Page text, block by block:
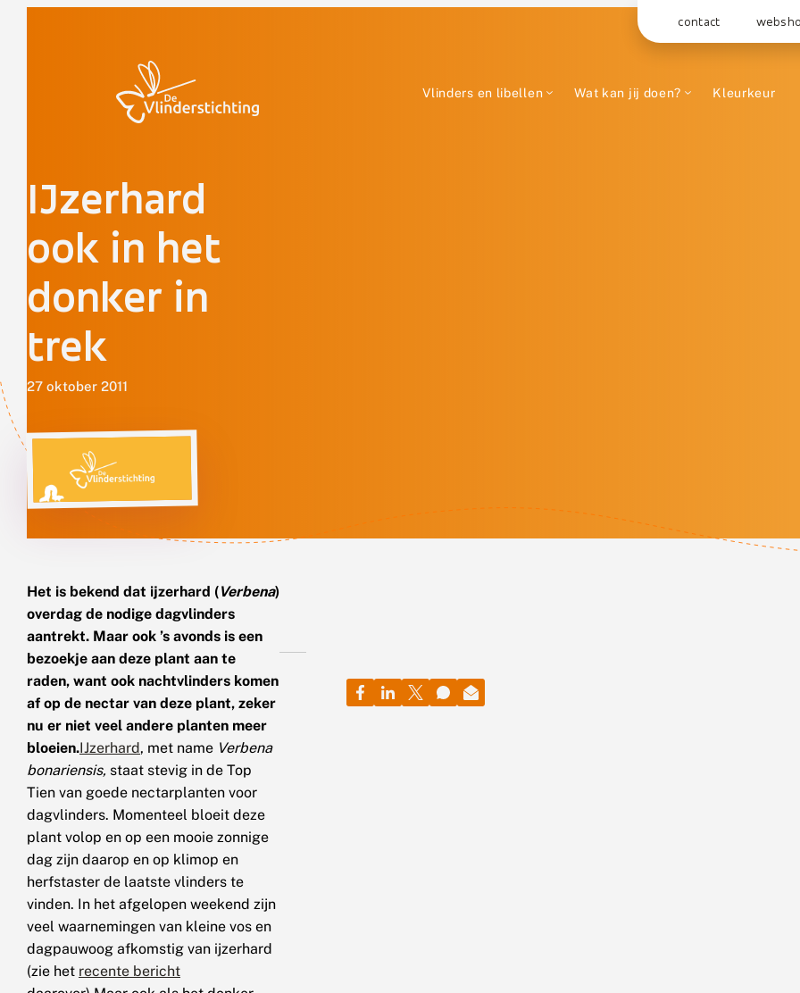
contact
Vlinders en libellen Wat kan jij doen? Kleurkeur
IJzerhard
ook in het
donker in
trek
27 oktober 2011
Het is bekend dat ijzerhard (Verbena)
overdag de nodige dagvlinders
aantrekt. Maar ook ’s avonds is een
bezoekje aan deze plant aan te
raden, want ook nachtvlinders komen
af op de nectar van deze plant, zeker
nu er niet veel andere planten meer
bloeien.IJzerhard, met name Verbena
bonariensis, staat stevig in de Top
Tien van goede nectarplanten voor
dagvlinders. Momenteel bloeit deze
plant volop en op een mooie zonnige
dag zijn daarop en op klimop en
herfstaster de laatste vlinders te
vinden. In het afgelopen weekend zijn
veel waarnemingen van kleine vos en
dagpauwoog afkomstig van ijzerhard
(zie het recente bericht